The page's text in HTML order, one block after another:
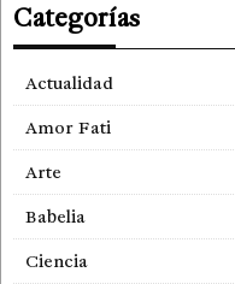
Categorías
Actualidad
Amor Fati
Arte
Babelia
Ciencia